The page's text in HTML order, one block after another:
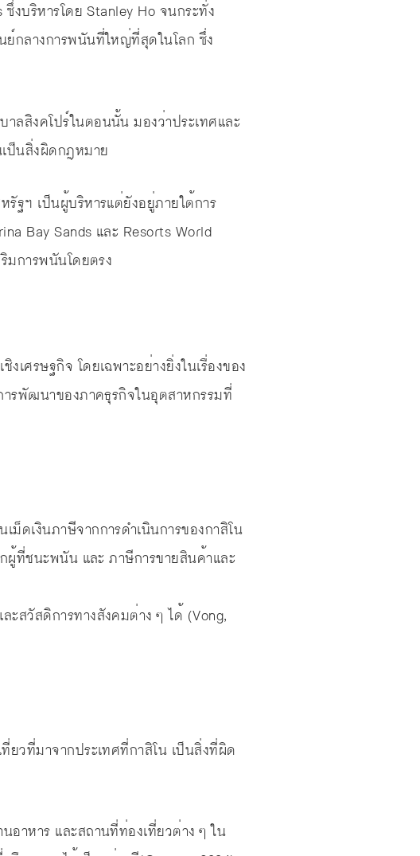
งบริหารโดย Stanley Ho จนกระทั่ง
ย์กลางการพนันที่ใหญ่ที่สุดในโลก ซึ่ง
าลสิงคโปร์ในตอนนั้น มองว่าประเทศและ
ป็นสิ่งผิดกฎหมาย
ฐฯ เป็นผู้บริหารแต่ยังอยู่ภายใต้การ
Bay Sands และ Resorts World
มการพนันโดยตรง
เศรษฐกิจ โดยเฉพาะอย่างยิ่งในเรื่องของ
ารพัฒนาของภาคธุรกิจในอุตสาหกรรมที่
ม็ดเงินภาษีจากการดำเนินการของกาสิโน
ผู้ที่ชนะพนัน และ ภาษีการขายสินค้าและ
ะสวัสดิการทางสังคมต่าง ๆ ได้ (Vong,
ยวที่มาจากประเทศที่กาสิโน เป็นสิ่งที่ผิด
อาหาร และสถานที่ท่องเที่ยวต่าง ๆ ใน